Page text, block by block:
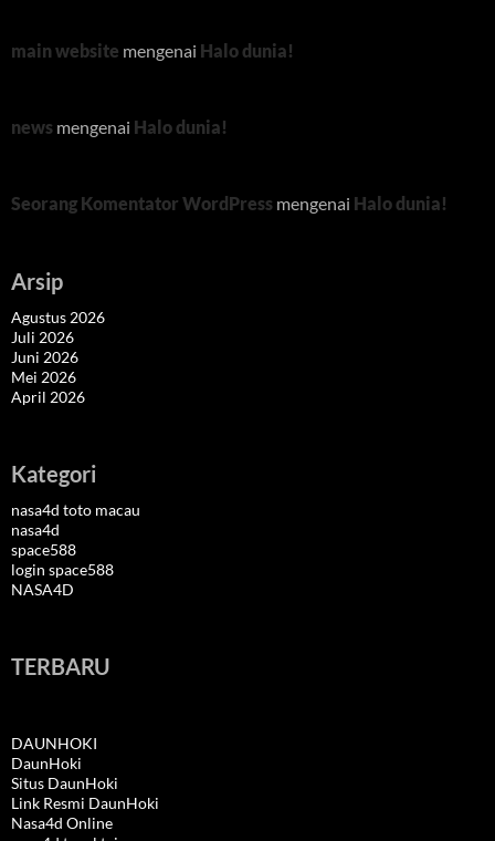
main website mengenai Halo dunia!
news mengenai Halo dunia!
Seorang Komentator WordPress mengenai Halo dunia!
Arsip
Agustus 2026
Juli 2026
Juni 2026
Mei 2026
April 2026
Kategori
nasa4d toto macau
nasa4d
space588
login space588
NASA4D
TERBARU
DAUNHOKI
DaunHoki
Situs DaunHoki
Link Resmi DaunHoki
Nasa4d Online